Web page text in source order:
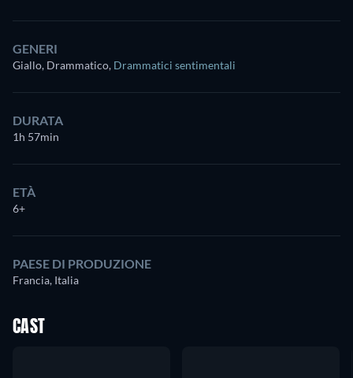
GENERI
Giallo, Drammatico, Drammatici sentimentali
DURATA
1h 57min
ETÀ
6+
PAESE DI PRODUZIONE
Francia, Italia
CAST